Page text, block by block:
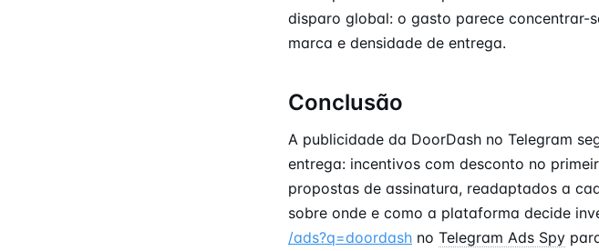
disparo global: o gasto parece concentrar-
marca e densidade de entrega.
Conclusão
A publicidade da DoorDash no Telegram
entrega: incentivos com desconto no
propostas de assinatura, readaptados a
sobre onde e como a plataforma decide
/ads?q=doordash no Telegram Ads Spy